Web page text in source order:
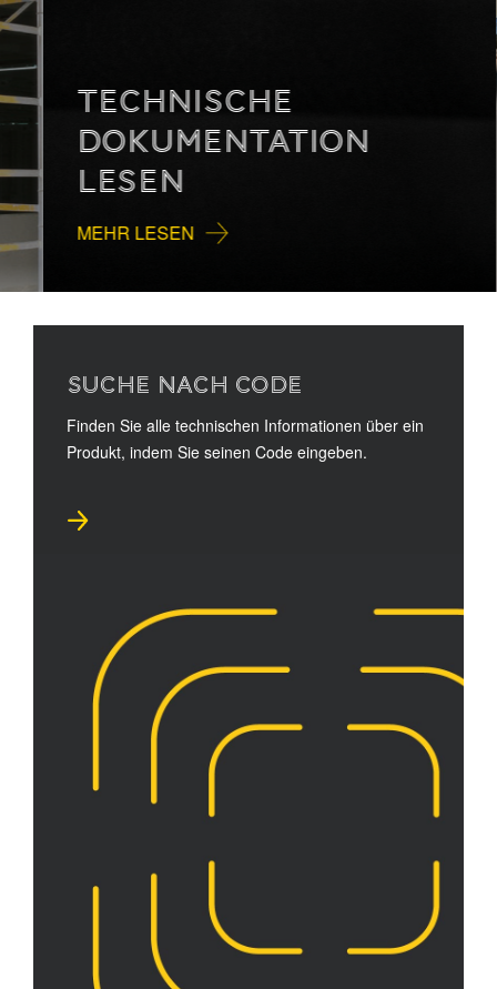
TECHNISCHE
DOKUMENTATION
LESEN
MEHR LESEN
SUCHE NACH CODE
Finden Sie alle technischen Informationen über ein
Produkt, indem Sie seinen Code eingeben.